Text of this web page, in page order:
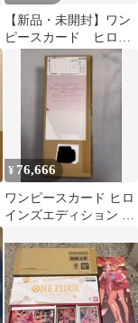
【新品・未開封】ワン
ピースカード ヒロイ
ンズエディションスペ
シャルセット
¥ 76,666
ワンピースカード ヒロ
インズエディション ス